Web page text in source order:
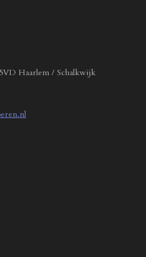
Haarlem / Schalkwijk